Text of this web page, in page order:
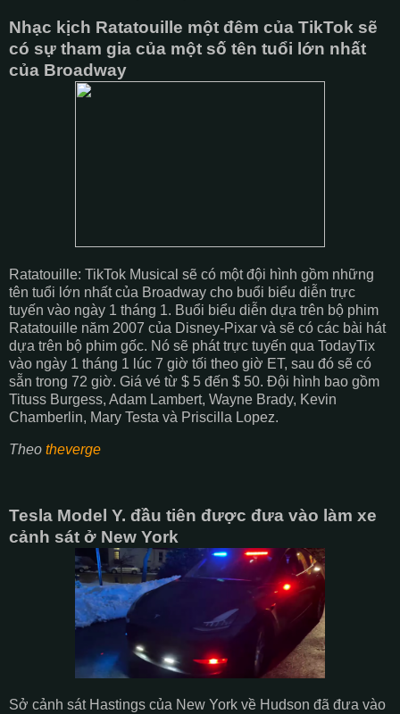
Nhạc kịch Ratatouille một đêm của TikTok sẽ
có sự tham gia của một số tên tuổi lớn nhất
của Broadway
Ratatouille: TikTok Musical sẽ có một đội hình gồm những
tên tuổi lớn nhất của Broadway cho buổi biểu diễn trực
tuyến vào ngày 1 tháng 1. Buổi biểu diễn dựa trên bộ phim
Ratatouille năm 2007 của Disney-Pixar và sẽ có các bài hát
dựa trên bộ phim gốc. Nó sẽ phát trực tuyến qua TodayTix
vào ngày 1 tháng 1 lúc 7 giờ tối theo giờ ET, sau đó sẽ có
sẵn trong 72 giờ. Giá vé từ $ 5 đến $ 50. Đội hình bao gồm
Tituss Burgess, Adam Lambert, Wayne Brady, Kevin
Chamberlin, Mary Testa và Priscilla Lopez.
Theo theverge
Tesla Model Y. đầu tiên được đưa vào làm xe
cảnh sát ở New York
Sở cảnh sát Hastings của New York về Hudson đã đưa vào